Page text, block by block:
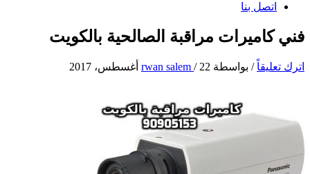
اتصل بنا
فني كاميرات مراقبة الصالحية بالكويت
اترك تعليقاً / بواسطة rwan salem / 22 أغسطس، 2017